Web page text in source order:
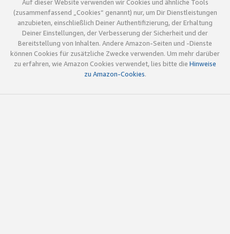
Auf dieser Website verwenden wir Cookies und ähnliche Tools
(zusammenfassend „Cookies“ genannt) nur, um Dir Dienstleistungen
anzubieten, einschließlich Deiner Authentifizierung, der Erhaltung
Deiner Einstellungen, der Verbesserung der Sicherheit und der
Bereitstellung von Inhalten. Andere Amazon-Seiten und -Dienste
können Cookies für zusätzliche Zwecke verwenden. Um mehr darüber
zu erfahren, wie Amazon Cookies verwendet, lies bitte die Hinweise
zu Amazon-Cookies.